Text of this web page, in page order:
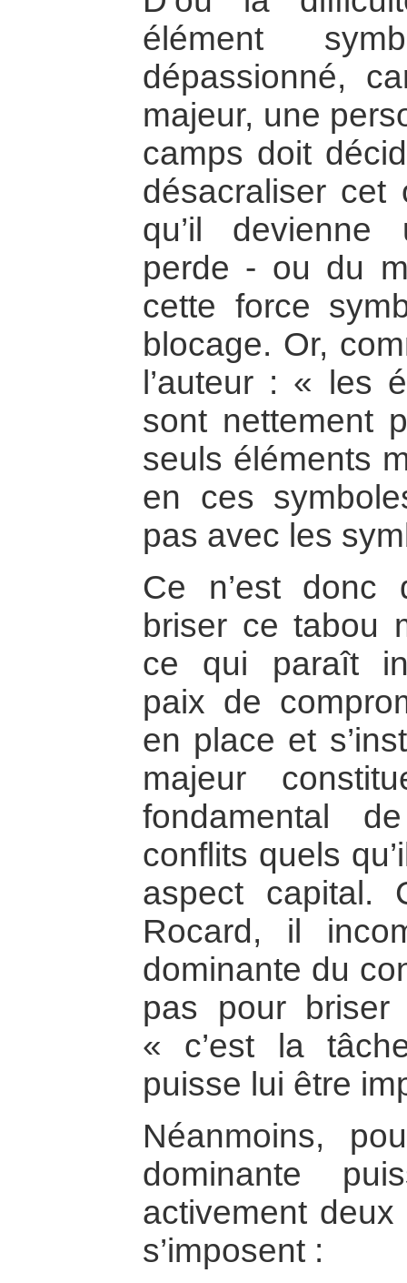
élément
dépassionné,
majeur, une
camps doit
désacraliser cet
qu’il
perde - ou du
cette force
blocage. Or,
l’auteur : « les
sont nettement
seuls éléments
en ces
pas avec les
Ce n’est donc
briser ce tabou
ce qui paraît
paix de
en place et
majeur
fondamental
conflits quels
aspect capital.
Rocard, il
dominante du
pas pour
« c’est la
puisse lui être
Néanmoins,
dominante
activement
s’imposent :